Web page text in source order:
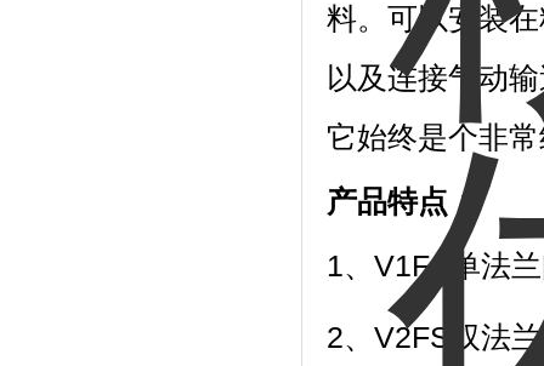
料。可以安装
以及连接气动
它始终是个非
产品特点：
1、V1FS单法
2、V2FS双法